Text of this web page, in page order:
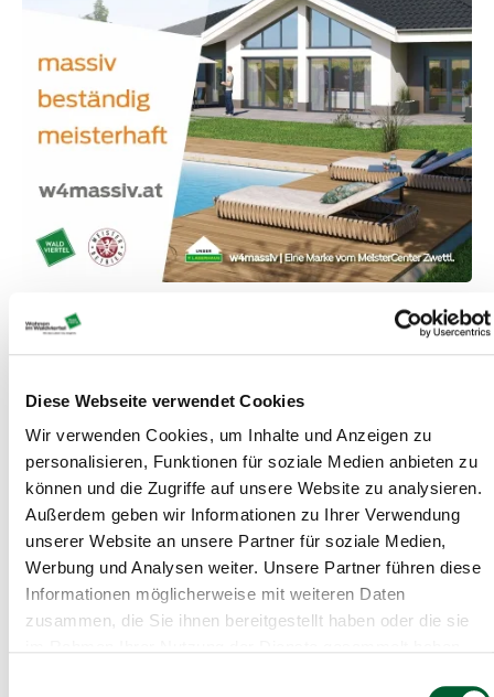
Diese Webseite verwendet Cookies
Wir verwenden Cookies, um Inhalte und Anzeigen zu
personalisieren, Funktionen für soziale Medien anbieten zu
können und die Zugriffe auf unsere Website zu analysieren.
Außerdem geben wir Informationen zu Ihrer Verwendung
unserer Website an unsere Partner für soziale Medien,
Werbung und Analysen weiter. Unsere Partner führen diese
Informationen möglicherweise mit weiteren Daten
zusammen, die Sie ihnen bereitgestellt haben oder die sie
725m²